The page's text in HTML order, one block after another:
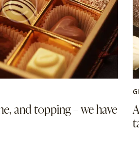
and topping – we have